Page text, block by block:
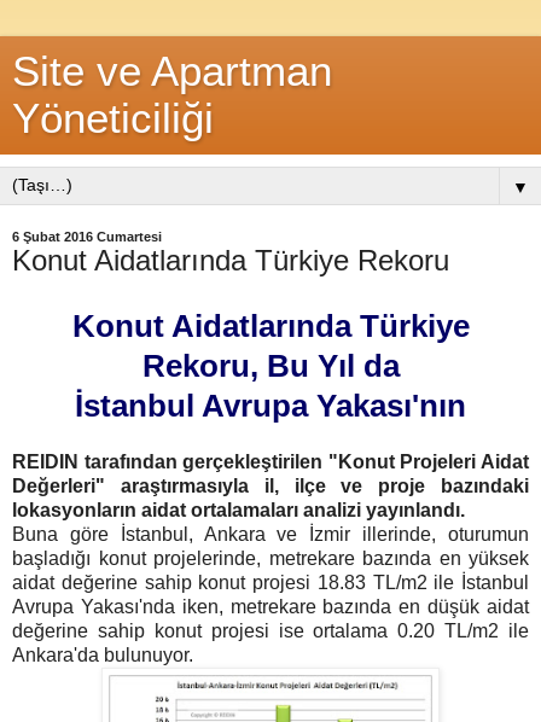
Site ve Apartman
Yöneticiliği
▼
6 Şubat 2016 Cumartesi
Konut Aidatlarında Türkiye Rekoru
Konut Aidatlarında Türkiye
Rekoru, Bu Yıl da
İstanbul Avrupa Yakası'nın
REIDIN tarafından gerçekleştirilen "Konut Projeleri Aidat
Değerleri" araştırmasıyla il, ilçe ve proje bazındaki
lokasyonların aidat ortalamaları analizi yayınlandı.
Buna göre İstanbul, Ankara ve İzmir illerinde, oturumun
başladığı konut projelerinde, metrekare bazında en yüksek
aidat değerine sahip konut projesi 18.83 TL/m2 ile İstanbul
Avrupa Yakası'nda iken, metrekare bazında en düşük aidat
değerine sahip konut projesi ise ortalama 0.20 TL/m2 ile
Ankara'da bulunuyor.